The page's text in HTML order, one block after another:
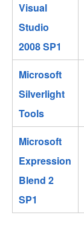
Visual
Studio
2008 SP1
Microsoft
Silverlight
Tools
Microsoft
Expression
Blend 2
SP1